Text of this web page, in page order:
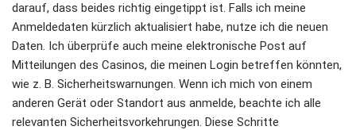
darauf, dass beides richtig eingetippt ist. Falls ich meine
Anmeldedaten kürzlich aktualisiert habe, nutze ich die neuen
Daten. Ich überprüfe auch meine elektronische Post auf
Mitteilungen des Casinos, die meinen Login betreffen könnten,
wie z. B. Sicherheitswarnungen. Wenn ich mich von einem
anderen Gerät oder Standort aus anmelde, beachte ich alle
relevanten Sicherheitsvorkehrungen. Diese Schritte